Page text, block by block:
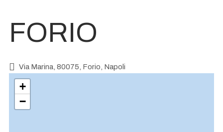
FORIO
Via Marina, 80075, Forio, Napoli
+
−